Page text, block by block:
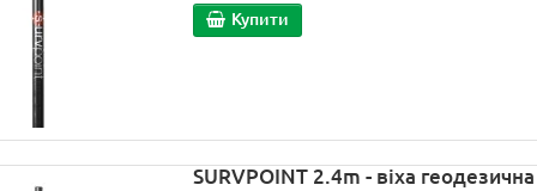
Купити
SURVPOINT 2.4m - віха